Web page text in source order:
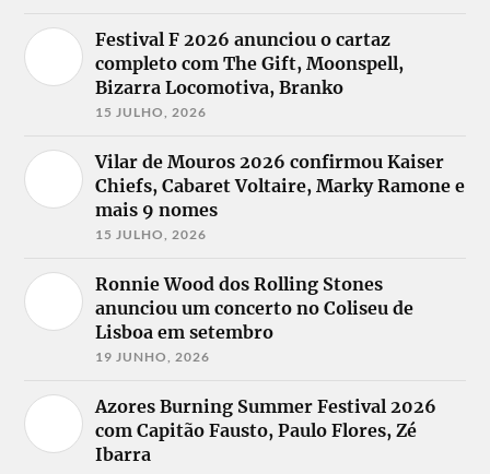
Festival F 2026 anunciou o cartaz
completo com The Gift, Moonspell,
Bizarra Locomotiva, Branko
15 JULHO, 2026
Vilar de Mouros 2026 confirmou Kaiser
Chiefs, Cabaret Voltaire, Marky Ramone e
mais 9 nomes
15 JULHO, 2026
Ronnie Wood dos Rolling Stones
anunciou um concerto no Coliseu de
Lisboa em setembro
19 JUNHO, 2026
Azores Burning Summer Festival 2026
com Capitão Fausto, Paulo Flores, Zé
Ibarra